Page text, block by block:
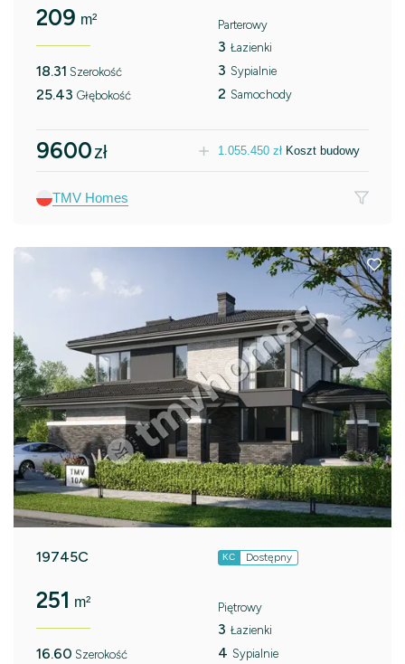
209 m²
18.31 Szerokość
25.43 Głębokość
Parterowy
3 Łazienki
3 Sypialnie
2 Samochody
9600zł 1.055.450 zł Koszt budowy
TMV Homes
19745C KC Dostępny
251 m²
16.60 Szerokość
Piętrowy
3 Łazienki
4 Sypialnie